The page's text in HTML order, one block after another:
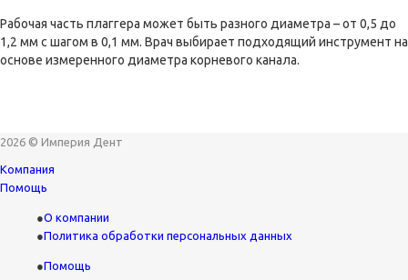
Рабочая часть плаггера может быть разного диаметра – от 0,5 до
1,2 мм с шагом в 0,1 мм. Врач выбирает подходящий инструмент на
основе измеренного диаметра корневого канала.
2026 © Империя Дент
Компания
Помощь
О компании
Политика обработки персональных данных
Помощь